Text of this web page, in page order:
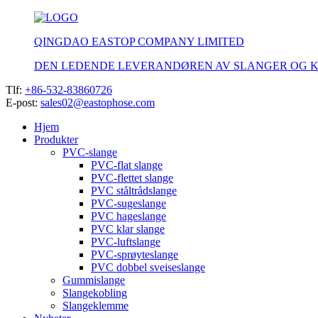
QINGDAO EASTOP COMPANY LIMITED
DEN LEDENDE LEVERANDØREN AV SLANGER OG
Tlf: +86-532-83860726
E-post: sales02@eastophose.com
Hjem
Produkter
PVC-slange
PVC-flat slange
PVC-flettet slange
PVC ståltrådslange
PVC-sugeslange
PVC hageslange
PVC klar slange
PVC-luftslange
PVC-sprøyteslange
PVC dobbel sveiseslange
Gummislange
Slangekobling
Slangeklemme